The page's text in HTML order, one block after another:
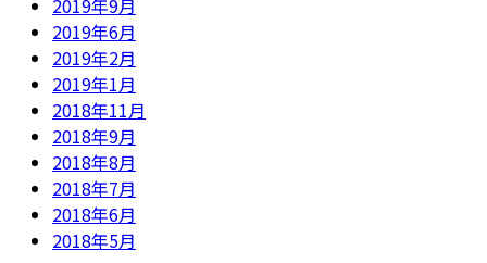
2019年9月
2019年6月
2019年2月
2019年1月
2018年11月
2018年9月
2018年8月
2018年7月
2018年6月
2018年5月